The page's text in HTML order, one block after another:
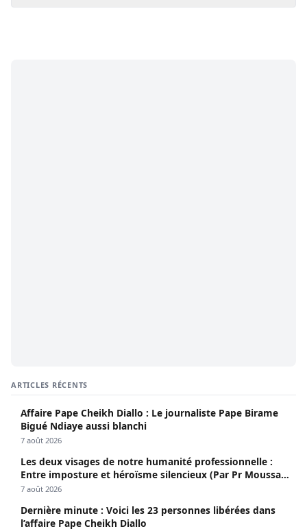
ARTICLES RÉCENTS
Affaire Pape Cheikh Diallo : Le journaliste Pape Birame
Bigué Ndiaye aussi blanchi
7 août 2026
Les deux visages de notre humanité professionnelle :
Entre imposture et héroïsme silencieux (Par Pr Moussa
Seydi)
7 août 2026
Dernière minute : Voici les 23 personnes libérées dans
l’affaire Pape Cheikh Diallo